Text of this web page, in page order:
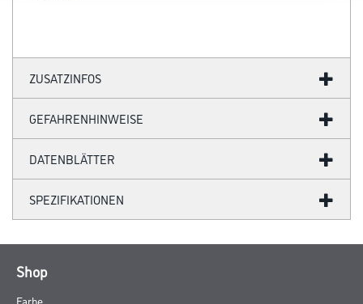
ZUSATZINFOS
GEFAHRENHINWEISE
DATENBLÄTTER
SPEZIFIKATIONEN
Shop
Farbe